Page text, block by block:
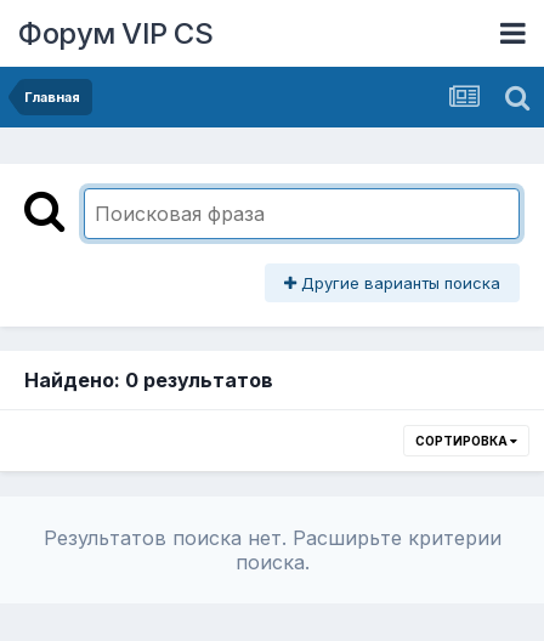
Форум VIP CS
Главная
Другие варианты поиска
Найдено: 0 результатов
СОРТИРОВКА
Результатов поиска нет. Расширьте критерии
поиска.